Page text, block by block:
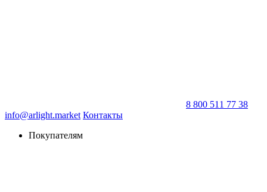
8 800 511 77 38
info@arlight.market Контакты
Покупателям